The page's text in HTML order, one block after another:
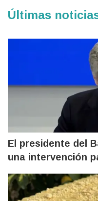
Últimas
El presidente del
una intervención